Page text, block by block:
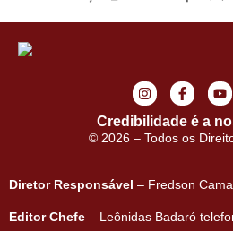
Credibilidade é a
© 2026 – Todos os
Diretor Responsável – Fredson
Editor Chefe – Leônidas Badaró